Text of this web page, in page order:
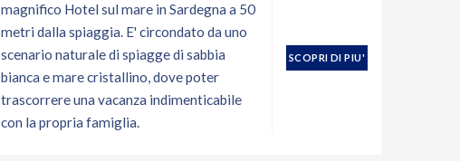
magnifico Hotel sul mare in Sardegna a 50
metri dalla spiaggia. E' circondato da uno
scenario naturale di spiagge di sabbia
bianca e mare cristallino, dove poter
trascorrere una vacanza indimenticabile
con la propria famiglia.
SCOPRI DI PIU'